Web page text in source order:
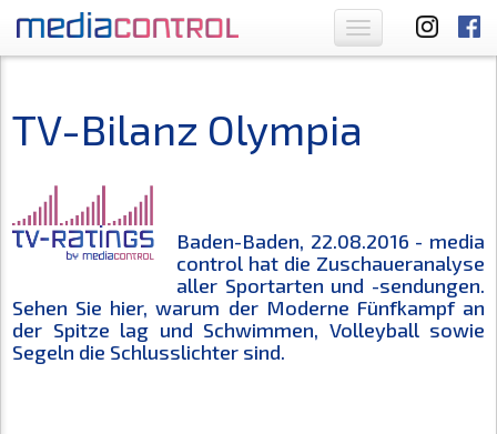
Toggle
navigation
TV-Bilanz Olympia
Baden-Baden, 22.08.2016 - media
control hat die Zuschaueranalyse
aller Sportarten und -sendungen.
Sehen Sie hier, warum der Moderne Fünfkampf an
der Spitze lag und Schwimmen, Volleyball sowie
Segeln die Schlusslichter sind.